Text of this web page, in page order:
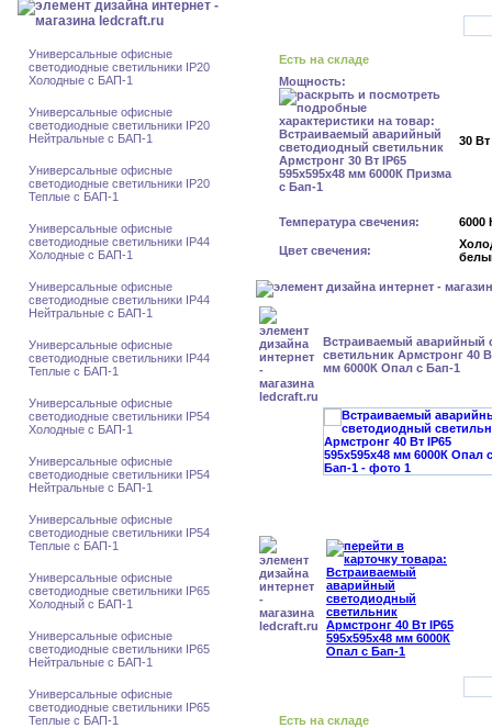
Универсальные офисные
светодиодные светильники IP20
Холодные с БАП-1
Универсальные офисные
светодиодные светильники IP20
Нейтральные с БАП-1
Универсальные офисные
светодиодные светильники IP20
Теплые с БАП-1
Универсальные офисные
светодиодные светильники IP44
Холодные с БАП-1
Универсальные офисные
светодиодные светильники IP44
Нейтральные с БАП-1
Универсальные офисные
светодиодные светильники IP44
Теплые с БАП-1
Универсальные офисные
светодиодные светильники IP54
Холодные с БАП-1
Универсальные офисные
светодиодные светильники IP54
Нейтральные с БАП-1
Универсальные офисные
светодиодные светильники IP54
Теплые с БАП-1
Универсальные офисные
светодиодные светильники IP65
Холодный с БАП-1
Универсальные офисные
светодиодные светильники IP65
Нейтральные с БАП-1
Универсальные офисные
светодиодные светильники IP65
Теплые с БАП-1
Есть на складе
Мощность:
30 Вт
Температура свечения: 6000
Цвет свечения:
Встраиваемый аварийный
светильник Армстронг 40
мм 6000К Опал с Бап-1
Есть на складе